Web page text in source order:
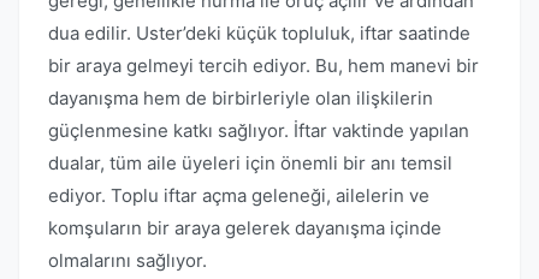
dua edilir. Uster’deki küçük topluluk, iftar saatinde
bir araya gelmeyi tercih ediyor. Bu, hem manevi bir
dayanışma hem de birbirleriyle olan ilişkilerin
güçlenmesine katkı sağlıyor. İftar vaktinde yapılan
dualar, tüm aile üyeleri için önemli bir anı temsil
ediyor. Toplu iftar açma geleneği, ailelerin ve
komşuların bir araya gelerek dayanışma içinde
olmalarını sağlıyor.